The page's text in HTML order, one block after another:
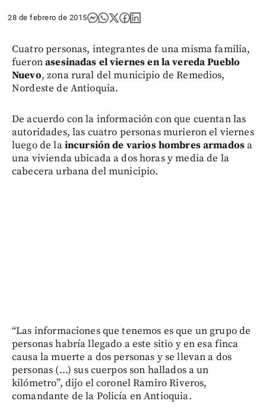
28 de febrero de 2015
Cuatro personas, integrantes de una misma familia,
fueronasesinadas el viernes en la vereda Pueblo
Nuevo, zona rural del municipio de Remedios,
Nordeste de Antioquia.
De acuerdo con la información con que cuentan las
autoridades, las cuatro personas murieron el viernes
luego de laincursión de varios hombres armadosa
una vivienda ubicada a dos horas y media de la
cabecera urbana del municipio.
“Las informaciones que tenemos es que un grupo de
personas habría llegado a este sitio y en esa finca
causa la muerte a dos personas y se llevan a dos
personas (...) sus cuerpos son hallados a un
kilómetro”, dijo el coronel Ramiro Riveros,
comandante de la Policía en Antioquia.